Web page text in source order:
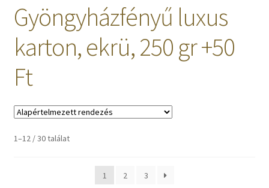
Hírek
Kosár
Fiókom
Kosaram
Elfelejtett jelszó
Gyöngyházfényű luxus
karton, ekrü, 250 gr +50
Ft
1–12 / 30 találat
1 2 3